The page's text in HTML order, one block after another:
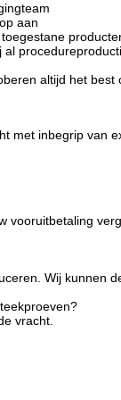
aan
altijd het best
met inbegrip van
vooruitbetaling
Wij kunnen
vracht.